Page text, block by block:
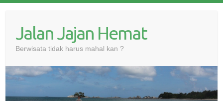
Jalan Jajan Hemat
Berwisata tidak harus mahal kan ?